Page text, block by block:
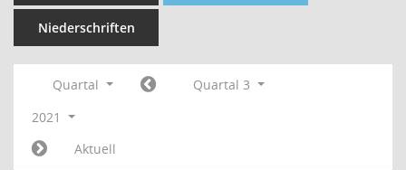
Niederschriften
Quartal
Quartal 3
2021
Aktuell